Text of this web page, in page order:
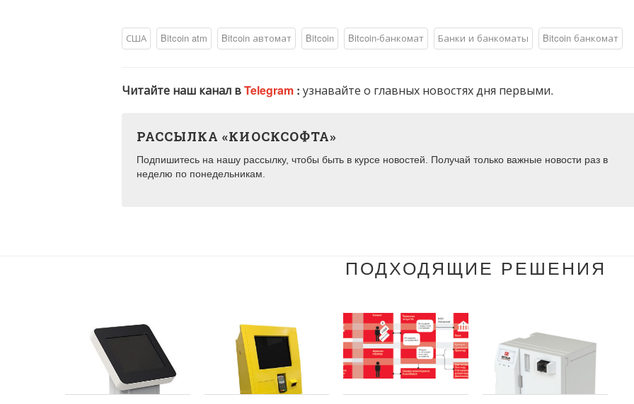
США Bitcoin atm Bitcoin автомат Bitcoin Bitcoin-банкомат Банки и банкоматы Bitcoin банкомат
Читайте наш канал вTelegram : узнавайте о главных новостях дня первыми.
РАССЫЛКА «КИОСКСОФТА»
Подпишитесь на нашу рассылку, чтобы быть в курсе новостей. Получай только важные новости раз в
неделю по понедельникам.
ПОДХОДЯЩИЕ РЕШЕНИЯ